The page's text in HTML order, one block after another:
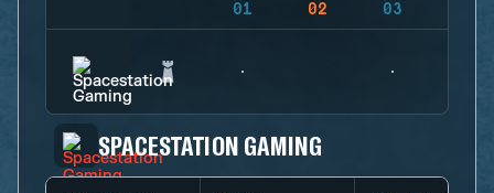
01 02 03
SPACESTATION GAMING